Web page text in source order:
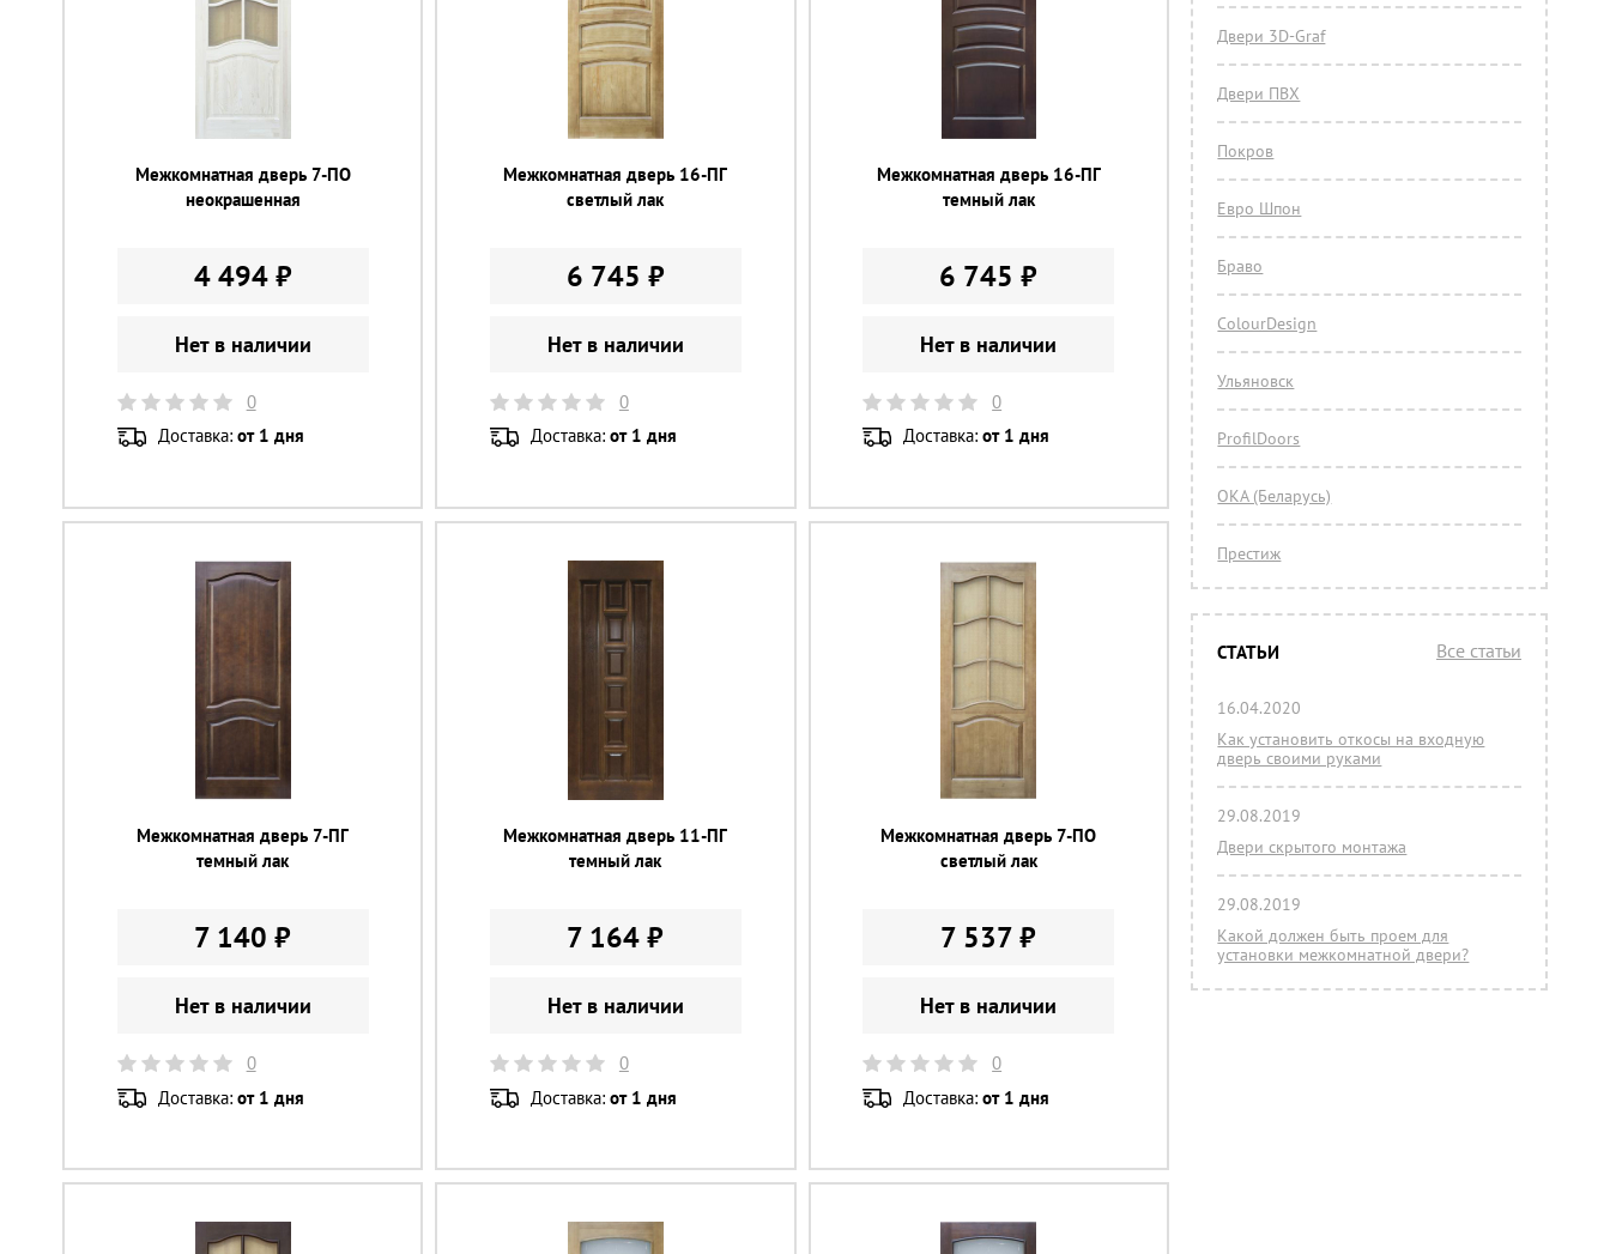
Межкомнатная дверь 7-ПО
неокрашенная
4 494 ₽
Нет в наличии
0
Доставка: от 1 дня
Межкомнатная дверь 16-ПГ
светлый лак
6 745 ₽
Нет в наличии
0
Доставка: от 1 дня
Межкомнатная дверь 16-ПГ
темный лак
6 745 ₽
Нет в наличии
0
Доставка:от 1 дня
Межкомнатная дверь 7-ПГ
темный лак
7 140 ₽
Нет в наличии
0
Доставка: от 1 дня
Межкомнатная дверь 11-ПГ
темный лак
7 164 ₽
Нет в наличии
0
Доставка: от 1 дня
Межкомнатная дверь 7-ПО
светлый лак
7 537 ₽
Нет в наличии
0
Доставка:от 1 дня
Двери 3D-Graf
Двери ПВХ
Покров
Евро Шпон
Браво
ColourDesign
Ульяновск
ProfilDoors
ОКА (Беларусь)
Престиж
СТАТЬИ Все статьи
16.04.2020
Как установить откосы на входную
дверь своими руками
29.08.2019
Двери скрытого монтажа
29.08.2019
Какой должен быть проем для
установки межкомнатной двери?